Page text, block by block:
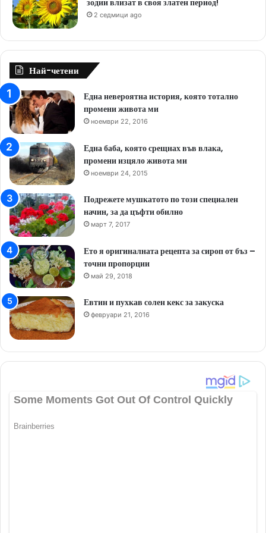
зодии влизат в своя златен период!
2 седмици ago
Най-четени
Една невероятна история, която тотално
промени живота ми
ноември 22, 2016
Една баба, която срещнах във влака,
промени изцяло живота ми
ноември 24, 2015
Подрежете мушкатото по този специален
начин, за да цъфти обилно
март 7, 2017
Ето я оригиналната рецепта за сироп от бъз –
точни пропорции
май 29, 2018
Евтин и пухкав солен кекс за закуска
февруари 21, 2016